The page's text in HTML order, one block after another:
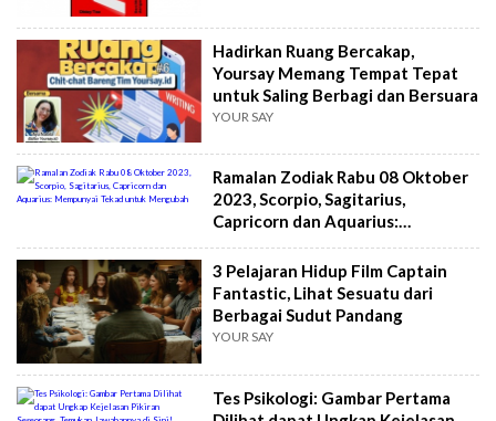
Hadirkan Ruang Bercakap,
Yoursay Memang Tempat Tepat
untuk Saling Berbagi dan Bersuara
YOUR SAY
Ramalan Zodiak Rabu 08 Oktober
2023, Scorpio, Sagitarius,
Capricorn dan Aquarius:
Mempunyai Tekad untuk
Mengubah
3 Pelajaran Hidup Film Captain
Fantastic, Lihat Sesuatu dari
Berbagai Sudut Pandang
YOUR SAY
Tes Psikologi: Gambar Pertama